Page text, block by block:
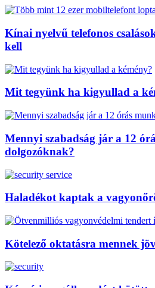
Kínai nyelvű telefonos
kell
Mit tegyünk ha kigyullad a
Mennyi szabadság jár a 12
dolgozóknak?
Haladékot kaptak a
Kötelező oktatásra mennek